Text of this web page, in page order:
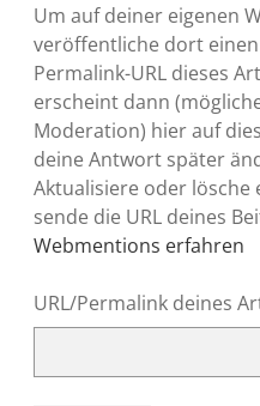
Um auf deiner eigenen
veröffentliche dort
Permalink-URL dieses
erscheint dann
Moderation) hier auf
deine Antwort später
Aktualisiere oder lösche
sende die URL deines
Webmentions erfahren
URL/Permalink deines